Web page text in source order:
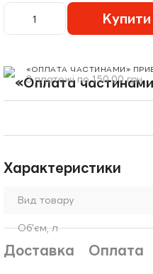
Купити
«ОПЛАТА ЧАСТИНАМИ»
3 платежі по 150.00 грн
Характеристики
Вид товару
Об'єм, л
Доставка Оплата